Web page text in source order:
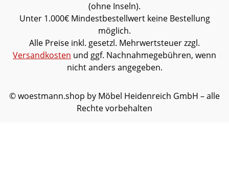
(ohne Inseln).
Unter 1.000€ Mindestbestellwert keine Bestellung
möglich.
Alle Preise inkl. gesetzl. Mehrwertsteuer zzgl.
Versandkosten und ggf. Nachnahmegebühren, wenn
nicht anders angegeben.
© woestmann.shop by Möbel Heidenreich GmbH – alle
Rechte vorbehalten